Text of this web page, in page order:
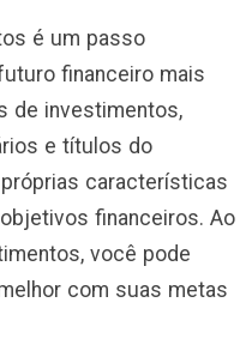
é um passo
financeiro mais
de investimentos,
e títulos do
características
financeiros. Ao
você pode
com suas metas